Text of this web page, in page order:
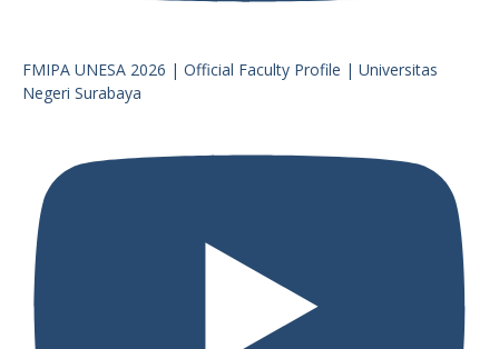
FMIPA UNESA 2026 | Official Faculty Profile | Universitas
Negeri Surabaya